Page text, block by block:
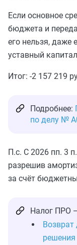
Если основное
бюджета и
его нельзя, даже
уставный
Итог: -2 157 219
Подробнее:
по делу №
П.с. С 2026 пп. 3
разрешив
за счёт
Налог ПРО
Возврат
решения